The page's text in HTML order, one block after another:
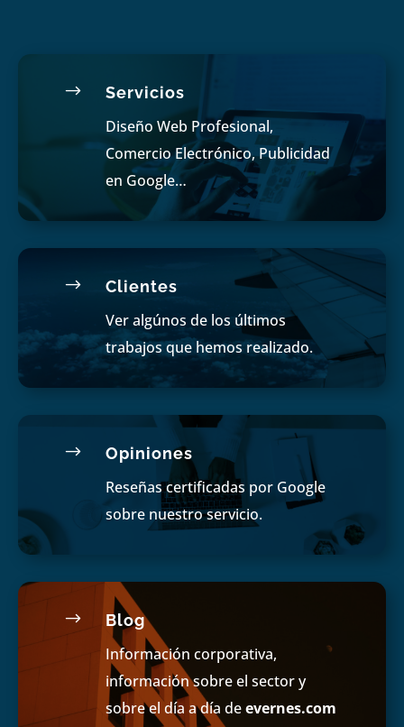
$ Servicios
Diseño Web Profesional,
Comercio Electrónico, Publicidad
en Google…
$ Clientes
Ver algúnos de los últimos
trabajos que hemos realizado.
$ Opiniones
Reseñas certificadas por Google
sobre nuestro servicio.
$ Blog
Información corporativa,
información sobre el sector y
sobre el día a día deevernes.com